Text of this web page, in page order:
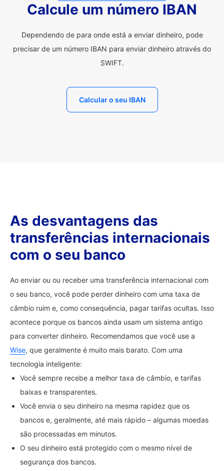
Calcule um número IBAN
Dependendo de para onde está a enviar dinheiro, pode
precisar de um número IBAN para enviar dinheiro através do
SWIFT.
Calcular o seu IBAN
As desvantagens das
transferências internacionais
com o seu banco
Ao enviar ou ou receber uma transferência internacional com
o seu banco, você pode perder dinheiro com uma taxa de
câmbio ruim e, como consequência, pagar tarifas ocultas. Isso
acontece porque os bancos ainda usam um sistema antigo
para converter dinheiro. Recomendamos que você use a
Wise, que geralmente é muito mais barato. Com uma
tecnologia inteligente:
Você sempre recebe a melhor taxa de câmbio, e tarifas
baixas e transparentes.
Você envia o seu dinheiro na mesma rapidez que os
bancos e, geralmente, até mais rápido – algumas moedas
são processadas em minutos.
O seu dinheiro está protegido com o mesmo nível de
segurança dos bancos.